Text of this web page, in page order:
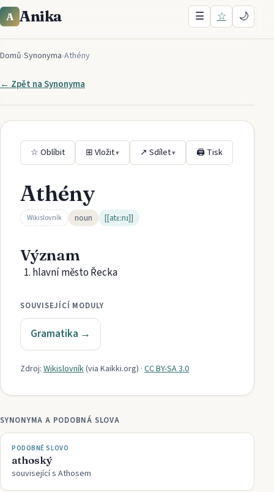
A Anika ☰ ☆ 🌙
Domů›Synonyma›Athény
← Zpět naSynonyma
☆ Oblíbit ⊞ Vložit▾ ↗ Sdílet▾ 🖨 Tisk
Athény
Wikislovník noun [[atɛːnɪ]]
Význam
hlavní město Řecka
SOUVISEJÍCÍ MODULY
Gramatika →
Zdroj: Wikislovník(via Kaikki.org) · CC BY-SA 3.0
SYNONYMA A PODOBNÁ SLOVA
PODOBNÉ SLOVO
athoský
související s Athosem